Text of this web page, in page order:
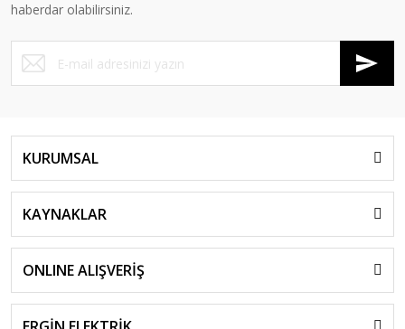
haberdar olabilirsiniz.
KURUMSAL
KAYNAKLAR
ONLINE ALIŞVERİŞ